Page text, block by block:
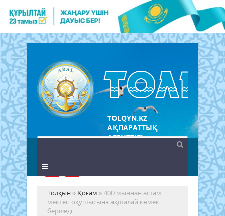
TOLQYN.KZ
АҚПАРАТТЫҚ
АГЕНТТІГІ
Толқын » Қоғам » 400 мыңнан астам
мектеп оқушысына ақшалай көмек
беріледі